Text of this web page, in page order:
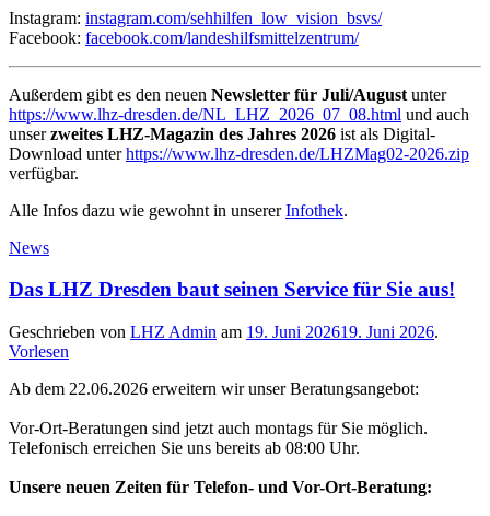
Instagram: instagram.com/sehhilfen_low_vision_bsvs/
Facebook: facebook.com/landeshilfsmittelzentrum/
Außerdem gibt es den neuen Newsletter für Juli/August unter
https://www.lhz-dresden.de/NL_LHZ_2026_07_08.html und auch
unserzweites LHZ-Magazin des Jahres 2026 ist als Digital-
Download unterhttps://www.lhz-dresden.de/LHZMag02-2026.zip
verfügbar.
Alle Infos dazu wie gewohnt in unsererInfothek.
News
Das LHZ Dresden baut seinen Service für Sie aus!
Geschrieben von LHZ Admin am 19. Juni 202619. Juni 2026.
Vorlesen
Ab dem 22.06.2026 erweitern wir unser Beratungsangebot:
Vor-Ort-Beratungen sind jetzt auch montags für Sie möglich.
Telefonisch erreichen Sie uns bereits ab 08:00 Uhr.
Unsere neuen Zeiten für Telefon- und Vor-Ort-Beratung: